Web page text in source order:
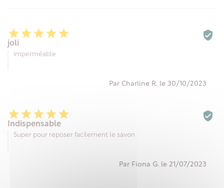

joli
imperméable

Par Charline R. le 30/10/2023

Indispensable
Super pour reposer facilement le savon

Par Fiona G. le 21/07/2023